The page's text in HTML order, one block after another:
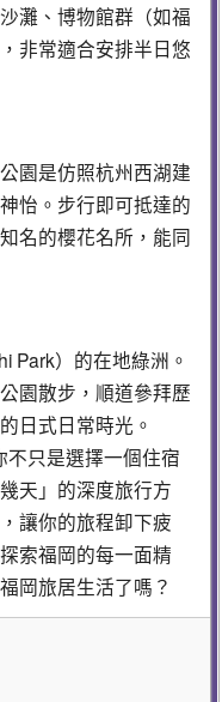
灘、博物館群（如福
非常適合安排半日悠
園是仿照杭州西湖建
怡。步行即可抵達的
名的櫻花名所，能同
Park）的在地綠洲。
園散步，順道參拜歷
日式日常時光。
不只是選擇一個住宿
天」的深度旅行方
讓你的旅程卸下疲
索福岡的每一面精
岡旅居生活了嗎？